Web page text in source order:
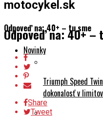
motocykel.sk
Odpoveď na: 40+ – tu sme
Novinky
Triumph Speed
dokonalosť v
Odpoveď na: 40+ –
Share
Tweet